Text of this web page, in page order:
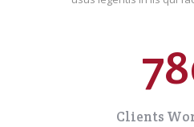
Clients